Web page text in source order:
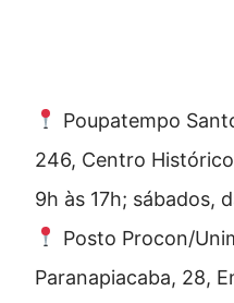
Poupatempo
246, Centro
9h às 17h; sábados,
Posto Procon/
Paranapiacaba, 28,